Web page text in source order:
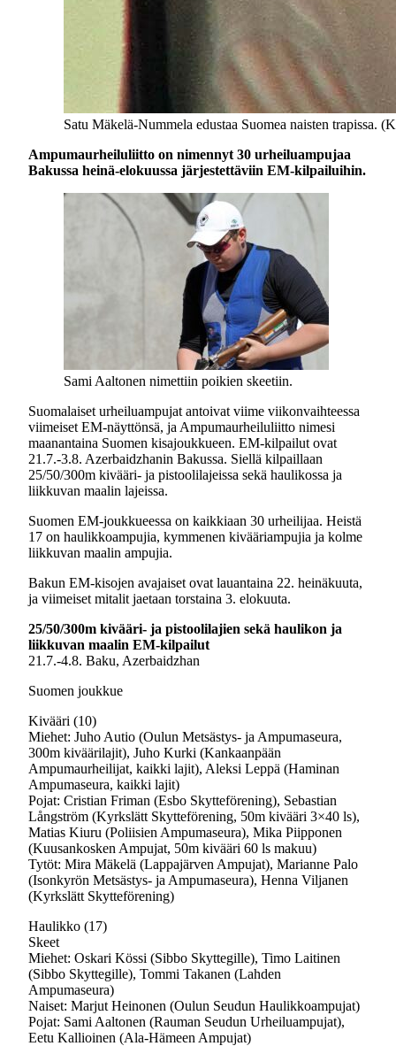
Satu Mäkelä-Nummela edustaa Suomea naisten trapissa.
Ampumaurheiluliitto on nimennyt 30 urheiluampujaa
Bakussa heinä-elokuussa järjestettäviin EM-kilpailuihin.
Sami Aaltonen nimettiin poikien skeetiin.
Suomalaiset urheiluampujat antoivat viime viikonvaihteessa
viimeiset EM-näyttönsä, ja Ampumaurheiluliitto nimesi
maanantaina Suomen kisajoukkueen. EM-kilpailut ovat
21.7.-3.8. Azerbaidzhanin Bakussa. Siellä kilpaillaan
25/50/300m kivääri- ja pistoolilajeissa sekä haulikossa ja
liikkuvan maalin lajeissa.
Suomen EM-joukkueessa on kaikkiaan 30 urheilijaa. Heistä
17 on haulikkoampujia, kymmenen kivääriampujia ja kolme
liikkuvan maalin ampujia.
Bakun EM-kisojen avajaiset ovat lauantaina 22. heinäkuuta,
ja viimeiset mitalit jaetaan torstaina 3. elokuuta.
25/50/300m kivääri- ja pistoolilajien sekä haulikon ja
liikkuvan maalin EM-kilpailut
21.7.-4.8. Baku, Azerbaidzhan
Suomen joukkue
Kivääri (10)
Miehet: Juho Autio (Oulun Metsästys- ja Ampumaseura,
300m kiväärilajit), Juho Kurki (Kankaanpään
Ampumaurheilijat, kaikki lajit), Aleksi Leppä (Haminan
Ampumaseura, kaikki lajit)
Pojat: Cristian Friman (Esbo Skytteförening), Sebastian
Långström (Kyrkslätt Skytteförening, 50m kivääri 3×40 ls),
Matias Kiuru (Poliisien Ampumaseura), Mika Piipponen
(Kuusankosken Ampujat, 50m kivääri 60 ls makuu)
Tytöt: Mira Mäkelä (Lappajärven Ampujat), Marianne Palo
(Isonkyrön Metsästys- ja Ampumaseura), Henna Viljanen
(Kyrkslätt Skytteförening)
Haulikko (17)
Skeet
Miehet: Oskari Kössi (Sibbo Skyttegille), Timo Laitinen
(Sibbo Skyttegille), Tommi Takanen (Lahden
Ampumaseura)
Naiset: Marjut Heinonen (Oulun Seudun Haulikkoampujat)
Pojat: Sami Aaltonen (Rauman Seudun Urheiluampujat),
Eetu Kallioinen (Ala-Hämeen Ampujat)